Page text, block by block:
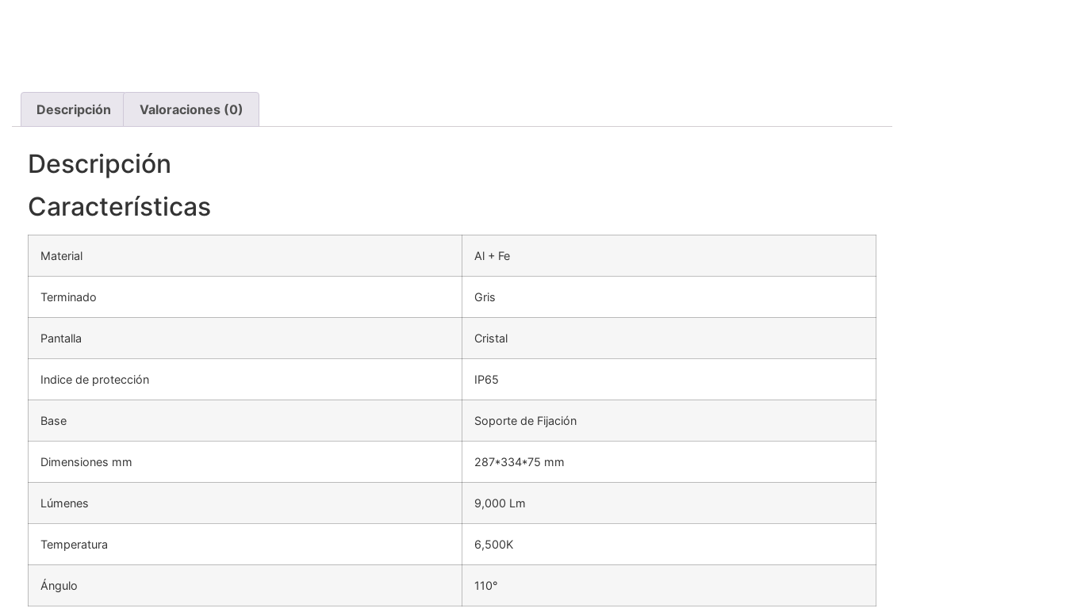
Descripción Valoraciones (0)
Descripción
Características
Material Al + Fe
Terminado Gris
Pantalla Cristal
Indice de protección IP65
Base Soporte de Fijación
Dimensiones mm 287*334*75 mm
Lúmenes 9,000 Lm
Temperatura 6,500K
Ángulo 110°